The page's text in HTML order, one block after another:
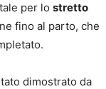
per lo stretto
fino al parto, che
dimostrato da